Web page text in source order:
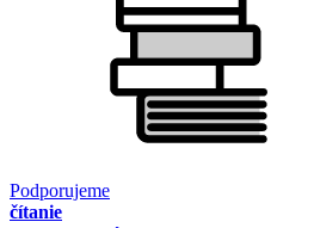
Podporujeme
čítanie